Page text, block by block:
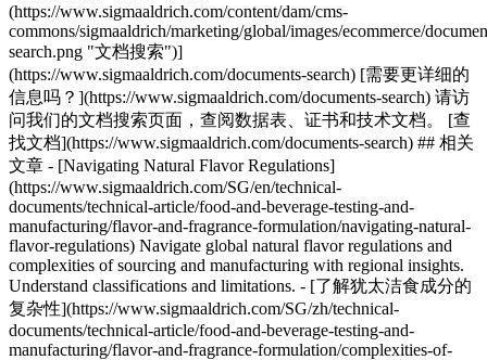
(https://www.sigmaaldrich.com/content/dam/cms-
commons/sigmaaldrich/marketing/global/images/ecommerce/
search.png "文档搜索")]
(https://www.sigmaaldrich.com/documents-search) [需要更详细的
信息吗？](https://www.sigmaaldrich.com/documents-search) 请访
问我们的文档搜索页面，查阅数据表、证书和技术文档。 [查
找文档](https://www.sigmaaldrich.com/documents-search) ## 相关
文章 - [Navigating Natural Flavor Regulations]
(https://www.sigmaaldrich.com/SG/en/technical-
documents/technical-article/food-and-beverage-testing-and-
manufacturing/flavor-and-fragrance-formulation/navigating-natural-
flavor-regulations) Navigate global natural flavor regulations and
complexities of sourcing and manufacturing with regional insights.
Understand classifications and limitations. - [了解犹太洁食成分的
复杂性](https://www.sigmaaldrich.com/SG/zh/technical-
documents/technical-article/food-and-beverage-testing-and-
manufacturing/flavor-and-fragrance-formulation/complexities-of-